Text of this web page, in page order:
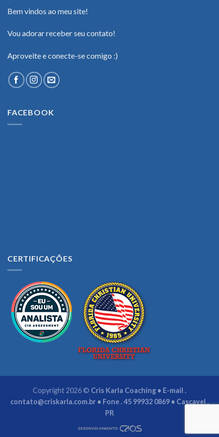
Bem vindos ao meu site!
Vou adorar receber seu contato!
Aproveite e conecte-se comigo :)
FACEBOOK
CERTIFICAÇÕES
Copyright 2026 © Cris Karla Coaching • E-mail .
contato@criskarla.com.br • Fone . 45 99932 0869 • Cascavel .
PR